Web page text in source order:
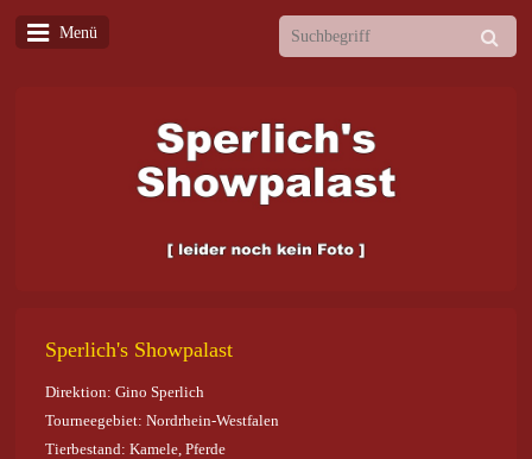
Menü
Sperlich's Showpalast
Direktion: Gino Sperlich
Tourneegebiet: Nordrhein-Westfalen
Tierbestand: Kamele, Pferde